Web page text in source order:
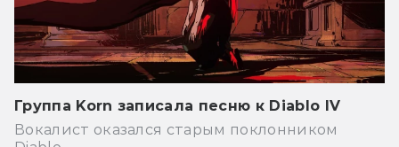
Группа Korn записала песню к Diablo IV
Вокалист оказался старым поклонником